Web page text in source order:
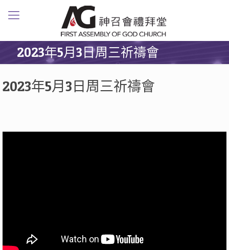
2023年5月3日周三祈禱會
2023年5月3日周三祈禱會